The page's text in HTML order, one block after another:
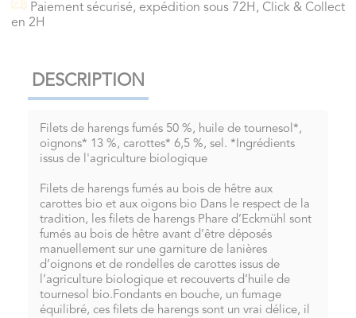
Paiement sécurisé, expédition sous 72H, Click & Collect
en 2H
DESCRIPTION
Filets de harengs fumés 50 %, huile de tournesol*,
oignons* 13 %, carottes* 6,5 %, sel. *Ingrédients
issus de l'agriculture biologique
Filets de harengs fumés au bois de hêtre aux
carottes bio et aux oigons bio Dans le respect de la
tradition, les filets de harengs Phare d’Eckmühl sont
fumés au bois de hêtre avant d’être déposés
manuellement sur une garniture de lanières
d’oignons et de rondelles de carottes issus de
l’agriculture biologique et recouverts d’huile de
tournesol bio.Fondants en bouche, un fumage
équilibré, ces filets de harengs sont un vrai délice, il